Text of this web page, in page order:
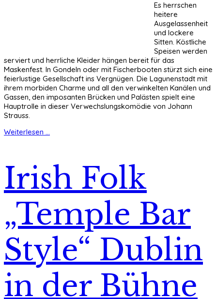
Es herrschen
heitere
Ausgelassenheit
und lockere
Sitten. Köstliche
Speisen werden
serviert und herrliche Kleider hängen bereit für das
Maskenfest. In Gondeln oder mit Fischerbooten stürzt sich eine
feierlustige Gesellschaft ins Vergnügen. Die Lagunenstadt mit
ihrem morbiden Charme und all den verwinkelten Kanälen und
Gassen, den imposanten Brücken und Palästen spielt eine
Hauptrolle in dieser Verwechslungskomödie von Johann
Strauss.
Weiterlesen ...
Irish Folk
„Temple Bar
Style“ Dublin
in der Bühne